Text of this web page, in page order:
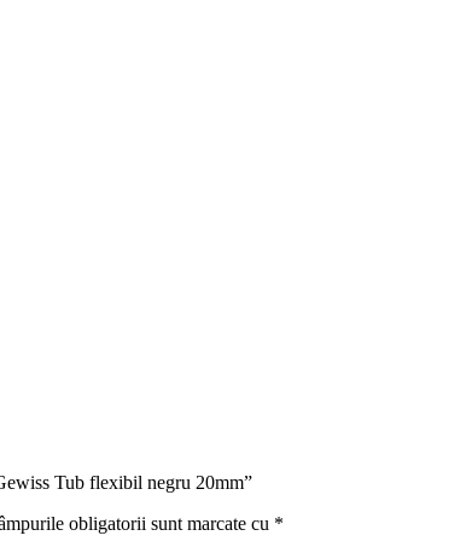
Tub flexibil negru 20mm”
obligatorii sunt marcate cu *